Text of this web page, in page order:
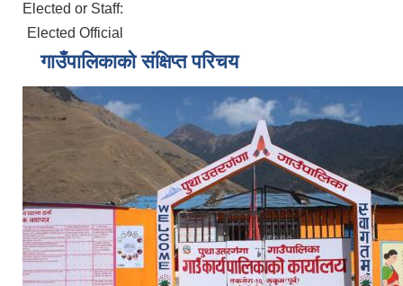
Elected or Staff:
Elected Official
गाउँपालिकाको संक्षिप्त परिचय